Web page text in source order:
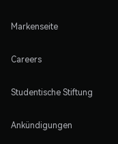
Markenseite
Careers
Studentische Stiftung
Ankündigungen